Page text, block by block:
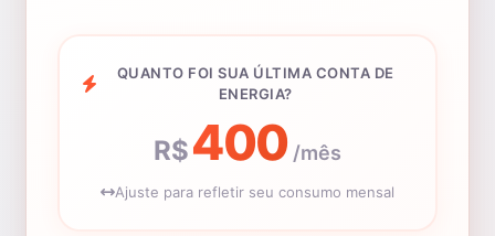
QUANTO FOI SUA ÚLTIMA CONTA DE
ENERGIA?
R$400 /mês
Ajuste para refletir seu consumo mensal